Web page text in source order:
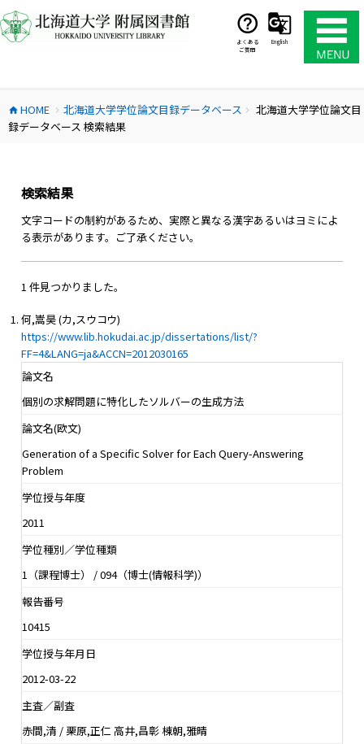
ン
テ
ス
キ
よくある
ご質問
English
home HOME chevron_right 北海道大学学位論文目録データベース chevron_right
北海道大学学位論文目
録データベース 検索結果
検索結果
文字コードの制約があるため、実際と異なる漢字あるいはヨミによ
る表示があります。ご了承ください。
1 件見つかりました。
何,嵩昊 (カ,スウコウ)
https://www.lib.hokudai.ac.jp/dissertations/list/?
FF=4&LANG=ja&ACCN=2012030165
論文名
個別の求解問題に特化したソルバーの生成方法
論文名(欧文)
Generation of a Specific Solver for Each Query-Answering
Problem
学位授与年度
2011
学位種別／学位種類
1（課程博士） / 094（博士(情報科学)）
報告番号
10415
学位授与年月日
2012-03-22
主査／副査
赤間,清 / 栗原,正仁 高井,昌彰 棟朝,雅晴